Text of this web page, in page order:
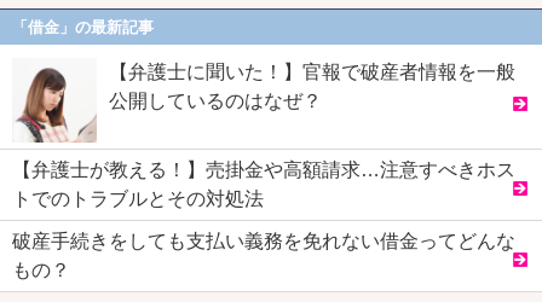
「借金」の最新記事
【弁護士に聞いた！】官報で破産者情報を一般
公開しているのはなぜ？
【弁護士が教える！】売掛金や高額請求…注意すべきホス
トでのトラブルとその対処法
破産手続きをしても支払い義務を免れない借金ってどんな
もの？